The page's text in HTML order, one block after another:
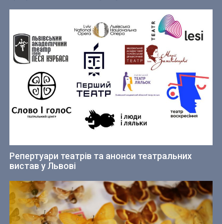
Репертуари театрів та анонси театральних
вистав у Львові